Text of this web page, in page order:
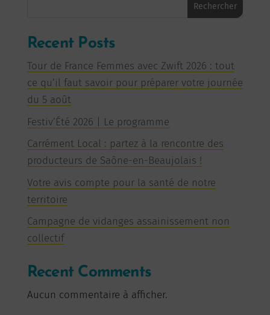
Rechercher
Recent Posts
Tour de France Femmes avec Zwift 2026 : tout
ce qu’il faut savoir pour préparer votre journée
du 5 août
Festiv’Été 2026 | Le programme
Carrément Local : partez à la rencontre des
producteurs de Saône-en-Beaujolais !
Votre avis compte pour la santé de notre
territoire
Campagne de vidanges assainissement non
collectif
Recent Comments
Aucun commentaire à afficher.